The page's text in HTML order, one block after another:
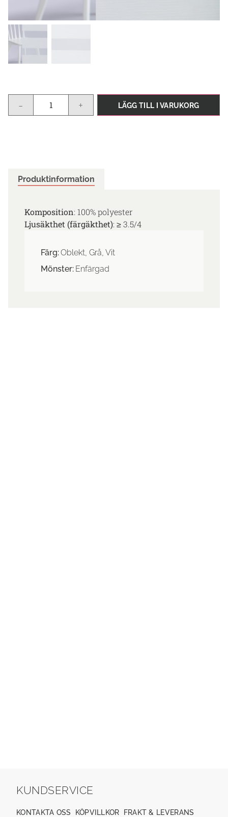
- + LÄGG TILL I VARUKORG
Produktinformation
Komposition: 100% polyester
Ljusäkthet (färgäkthet): ≥ 3.5/4
Färg:Oblekt, Grå, Vit
Mönster: Enfärgad
KUNDSERVICE
KONTAKTA OSS KÖPVILLKOR FRAKT & LEVERANS